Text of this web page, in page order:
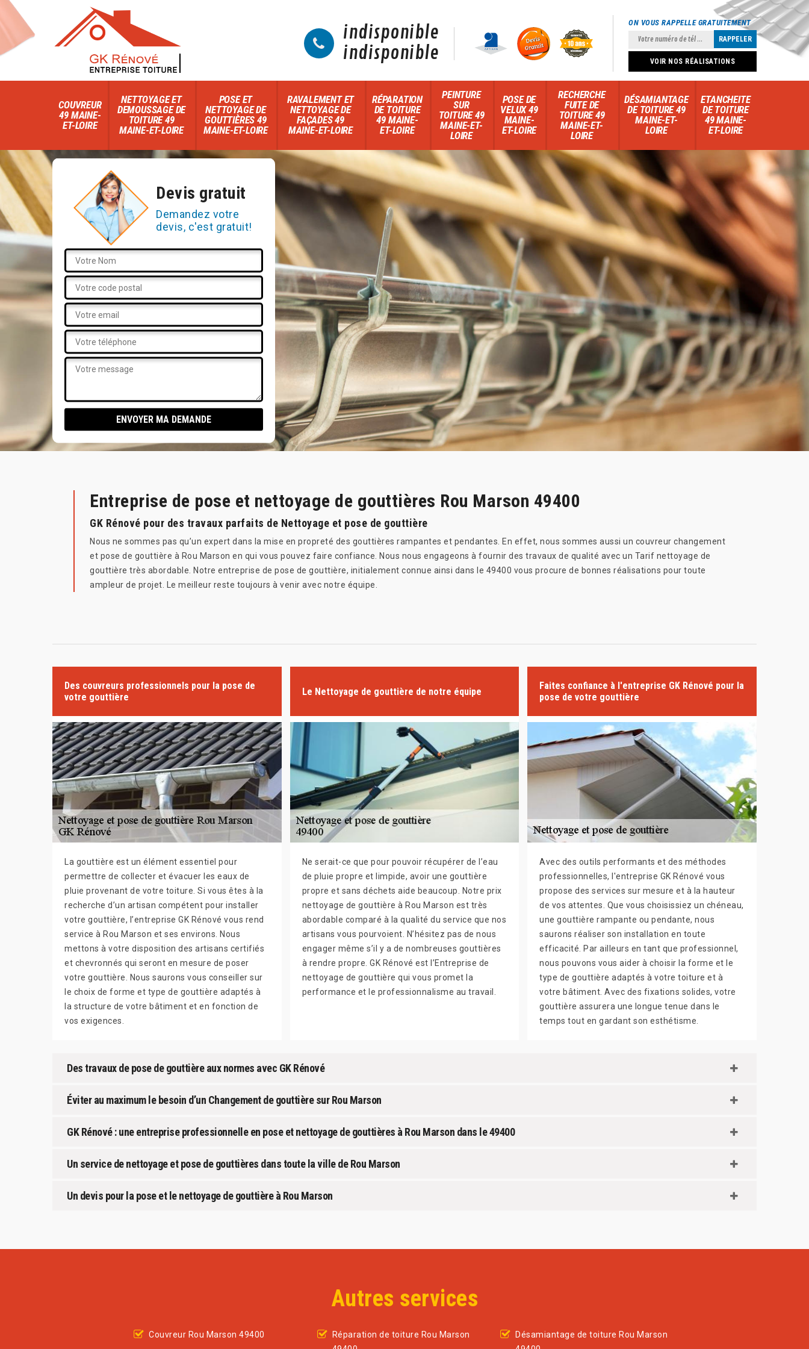
indisponible
indisponible
ON VOUS RAPPELLE GRATUITEMENT
VOIR NOS RÉALISATIONS
COUVREUR
49 MAINE-
ET-LOIRE
NETTOYAGE ET
DEMOUSSAGE DE
TOITURE 49
MAINE-ET-LOIRE
POSE ET
NETTOYAGE DE
GOUTTIÈRES 49
MAINE-ET-LOIRE
RAVALEMENT ET
NETTOYAGE DE
FAÇADES 49
MAINE-ET-LOIRE
RÉPARATION
DE TOITURE
49 MAINE-
ET-LOIRE
PEINTURE
SUR
TOITURE 49
MAINE-ET-
LOIRE
POSE DE
VELUX 49
MAINE-
ET-LOIRE
RECHERCHE
FUITE DE
TOITURE 49
MAINE-ET-
LOIRE
DÉSAMIANTAGE
DE TOITURE 49
MAINE-ET-
LOIRE
ETANCHEITE
DE TOITURE
49 MAINE-
ET-LOIRE
Devis gratuit
Demandez votre
devis, c'est gratuit!
Entreprise de pose et nettoyage de gouttières Rou Marson 49400
GK Rénové pour des travaux parfaits de Nettoyage et pose de gouttière
Nous ne sommes pas qu’un expert dans la mise en propreté des gouttières rampantes et pendantes. En effet, nous sommes aussi un couvreur changement
et pose de gouttière à Rou Marson en qui vous pouvez faire confiance. Nous nous engageons à fournir des travaux de qualité avec un Tarif nettoyage de
gouttière très abordable. Notre entreprise de pose de gouttière, initialement connue ainsi dans le 49400 vous procure de bonnes réalisations pour toute
ampleur de projet. Le meilleur reste toujours à venir avec notre équipe.
Des couvreurs professionnels pour la pose de
votre gouttière
La gouttière est un élément essentiel pour
permettre de collecter et évacuer les eaux de
pluie provenant de votre toiture. Si vous êtes à la
recherche d’un artisan compétent pour installer
votre gouttière, l’entreprise GK Rénové vous rend
service à Rou Marson et ses environs. Nous
mettons à votre disposition des artisans certifiés
et chevronnés qui seront en mesure de poser
votre gouttière. Nous saurons vous conseiller sur
le choix de forme et type de gouttière adaptés à
la structure de votre bâtiment et en fonction de
vos exigences.
Le Nettoyage de gouttière de notre équipe
Ne serait-ce que pour pouvoir récupérer de l’eau
de pluie propre et limpide, avoir une gouttière
propre et sans déchets aide beaucoup. Notre prix
nettoyage de gouttière à Rou Marson est très
abordable comparé à la qualité du service que nos
artisans vous pourvoient. N’hésitez pas de nous
engager même s’il y a de nombreuses gouttières
à rendre propre. GK Rénové est l’Entreprise de
nettoyage de gouttière qui vous promet la
performance et le professionnalisme au travail.
Faites confiance à l'entreprise GK Rénové pour la
pose de votre gouttière
Avec des outils performants et des méthodes
professionnelles, l'entreprise GK Rénové vous
propose des services sur mesure et à la hauteur
de vos attentes. Que vous choisissiez un chéneau,
une gouttière rampante ou pendante, nous
saurons réaliser son installation en toute
efficacité. Par ailleurs en tant que professionnel,
nous pouvons vous aider à choisir la forme et le
type de gouttière adaptés à votre toiture et à
votre bâtiment. Avec des fixations solides, votre
gouttière assurera une longue tenue dans le
temps tout en gardant son esthétisme.
Des travaux de pose de gouttière aux normes avec GK Rénové
Éviter au maximum le besoin d’un Changement de gouttière sur Rou Marson
GK Rénové : une entreprise professionnelle en pose et nettoyage de gouttières à Rou Marson dans le 49400
Un service de nettoyage et pose de gouttières dans toute la ville de Rou Marson
Un devis pour la pose et le nettoyage de gouttière à Rou Marson
Autres services
Couvreur Rou Marson 49400
Réparation de toiture Rou Marson
Désamiantage de toiture Rou Marson